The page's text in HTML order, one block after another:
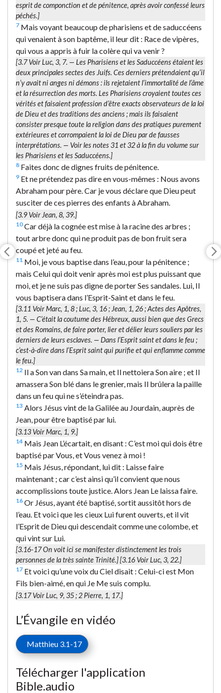
esprit de componction et de pénitence, après avoir confessé leurs
péchés.]
7 Mais voyant beaucoup de pharisiens et de saduccéens
qui venaient à son baptême, il leur dit : Race de vipères,
qui vous a appris à fuir la colère qui va venir ?
[3.7 Voir Luc, 3, 7. — Les Pharisiens et les Saduccéens étaient les
deux principales sectes des Juifs. Ces derniers prétendaient qu’il
n’y avait ni anges ni démons : ils rejetaient l’immortalité de l’âme
et la résurrection des morts. Les Pharisiens croyaient toutes ces
vérités et faisaient profession d’être exacts observateurs de la loi
de Dieu et des traditions des anciens ; mais ils faisaient
consister presque toute la religion dans des pratiques purement
extérieures et corrompaient la loi de Dieu par de fausses
interprétations. — Voir les notes 31 et 32 à la fin du volume sur
les Pharisiens et les Saduccéens.]
8 Faites donc de dignes fruits de pénitence.
9 Et ne prétendez pas dire en vous-mêmes : Nous avons
Abraham pour père. Car je vous déclare que Dieu peut
susciter de ces pierres des enfants à Abraham.
[3.9 Voir Jean, 8, 39.]
10Car déjà la cognée est mise à la racine des arbres ;
tout arbre donc qui ne produit pas de bon fruit sera
coupé et jeté au feu.
11 Moi, je vous baptise dans l’eau, pour la pénitence ;
mais Celui qui doit venir après moi est plus puissant que
moi, et je ne suis pas digne de porter Ses sandales. Lui, Il
vous baptisera dans l’Esprit-Saint et dans le feu.
[3.11 Voir Marc, 1, 8 ; Luc, 3, 16 ; Jean, 1, 26 ; Actes des Apôtres,
1, 5. — C’était la coutume des Hébreux, aussi bien que des Grecs
et des Romains, de faire porter, lier et délier leurs souliers par les
derniers de leurs esclaves. — Dans l’Esprit saint et dans le feu ;
c’est-à-dire dans l’Esprit saint qui purifie et qui enflamme comme
le feu.]
12 Il a Son van dans Sa main, et Il nettoiera Son aire ; et Il
amassera Son blé dans le grenier, mais Il brûlera la paille
dans un feu qui ne s’éteindra pas.
13 Alors Jésus vint de la Galilée au Jourdain, auprès de
Jean, pour être baptisé par lui.
[3.13 Voir Marc, 1, 9.]
14 Mais Jean L’écartait, en disant : C’est moi qui dois être
baptisé par Vous, et Vous venez à moi !
15 Mais Jésus, répondant, lui dit : Laisse faire
maintenant ; car c’est ainsi qu’il convient que nous
accomplissions toute justice. Alors Jean Le laissa faire.
16 Or Jésus, ayant été baptisé, sortit aussitôt hors de
l’eau. Et voici que les cieux Lui furent ouverts, et il vit
l’Esprit de Dieu qui descendait comme une colombe, et
qui vint sur Lui.
[3.16-17 On voit ici se manifester distinctement les trois
personnes de la très sainte Trinité.] [3.16 Voir Luc, 3, 22.]
17 Et voici qu’une voix du Ciel disait : Celui-ci est Mon
Fils bien-aimé, en qui Je Me suis complu.
[3.17 Voir Luc, 9, 35 ; 2 Pierre, 1, 17.]
L’Évangile en vidéo
Matthieu 3.1-17
Télécharger l'application
Bible.audio